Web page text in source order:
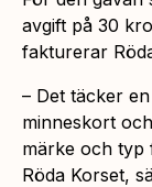
avgift på 30
fakturerar
– Det täcker
minneskort
märke och typ
Röda Korset,